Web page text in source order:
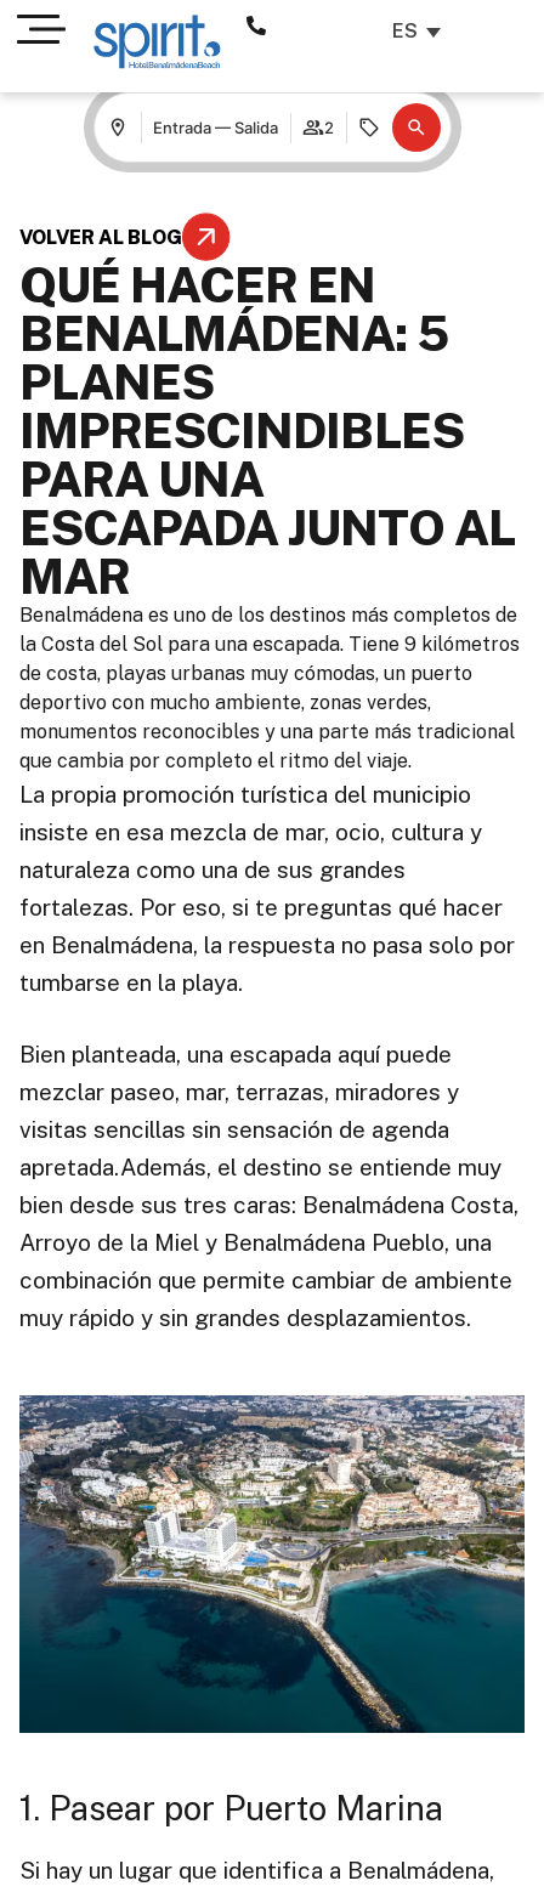
ES
Entrada — Salida 2
VOLVER AL BLOG
QUÉ HACER EN
BENALMÁDENA: 5
PLANES
IMPRESCINDIBLES
PARA UNA
ESCAPADA JUNTO AL
MAR
Benalmádena es uno de los destinos más completos de
la Costa del Sol para una escapada. Tiene 9 kilómetros
de costa, playas urbanas muy cómodas, un puerto
deportivo con mucho ambiente, zonas verdes,
monumentos reconocibles y una parte más tradicional
que cambia por completo el ritmo del viaje.
La propia promoción turística del municipio
insiste en esa mezcla de mar, ocio, cultura y
naturaleza como una de sus grandes
fortalezas. Por eso, si te preguntas qué hacer
en Benalmádena, la respuesta no pasa solo por
tumbarse en la playa.
Bien planteada, una escapada aquí puede
mezclar paseo, mar, terrazas, miradores y
visitas sencillas sin sensación de agenda
apretada.Además, el destino se entiende muy
bien desde sus tres caras: Benalmádena Costa,
Arroyo de la Miel y Benalmádena Pueblo, una
combinación que permite cambiar de ambiente
muy rápido y sin grandes desplazamientos.
1. Pasear por Puerto Marina
Si hay un lugar que identifica a Benalmádena,